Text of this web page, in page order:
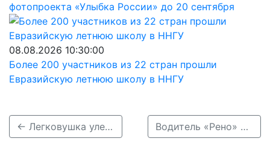
фотопроекта «Улыбка России» до 20 сентября
08.08.2026 10:30:00
Более 200 участников из 22 стран прошли
Евразийскую летнюю школу в ННГУ
← Легковушка улетела в реку в Нижнем Новгороде Водитель «Рено» погиб, протаранив отбойник на трассе Нижний Новгород–Саратов →